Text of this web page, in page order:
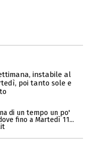
instabile al
poi tanto sole e
di un tempo un po'
fino a Martedì 11...